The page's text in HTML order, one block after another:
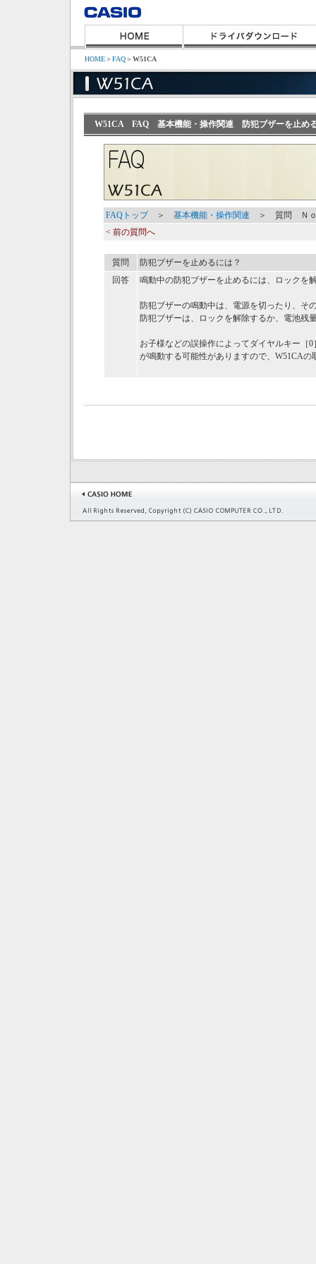
HOME＞FAQ＞W51CA
W51CA FAQ 基本機能・操作関連 防犯ブザーを止め
FAQトップ＞ 基本機能・操作関連 ＞ 質問 Ｎｏ
< 前の質問へ
質問
防犯ブザーを止めるには？
回答
鳴動中の防犯ブザーを止めるには、ロックを
防犯ブザーの鳴動中は、電源を切ったり、そ
防犯ブザーは、ロックを解除するか、電池残
お子様などの誤操作によってダイヤルキー［
が鳴動する可能性がありますので、W51CA